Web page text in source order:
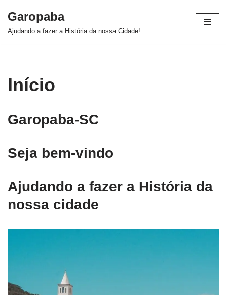
Pular
Garopaba
Ajudando a fazer a História da nossa Cidade!
Início
Garopaba-SC
Seja bem-vindo
Ajudando a fazer a História da
nossa cidade